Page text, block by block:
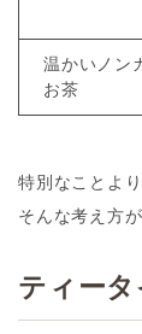
温かいノン
お茶
特別なことよ
そんな考え方
ティー